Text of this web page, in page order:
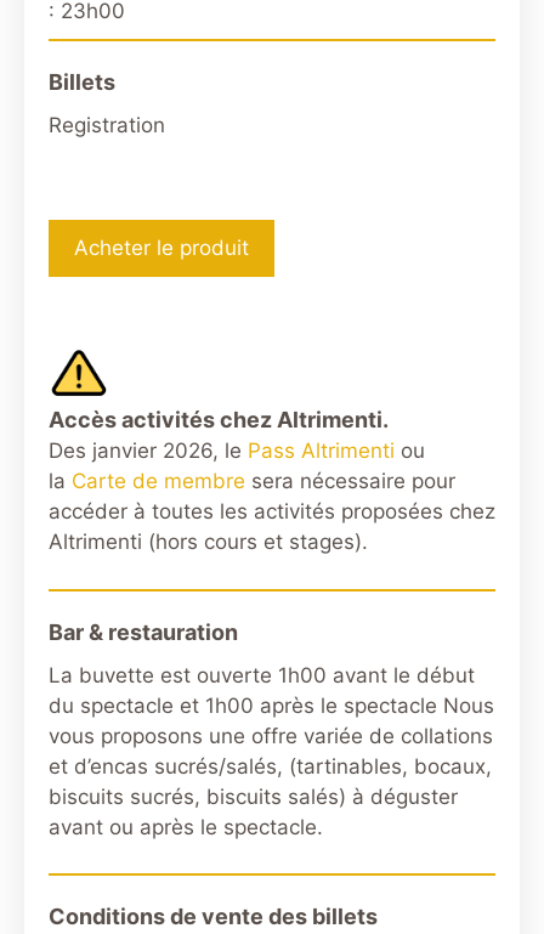
: 23h00
Billets
Registration
Acheter le produit
Accès activités chez Altrimenti.
Des janvier 2026, le Pass Altrimenti ou
la Carte de membre sera nécessaire pour
accéder à toutes les activités proposées chez
Altrimenti (hors cours et stages).
Bar & restauration
La buvette est ouverte 1h00 avant le début
du spectacle et 1h00 après le spectacle Nous
vous proposons une offre variée de collations
et d’encas sucrés/salés, (tartinables, bocaux,
biscuits sucrés, biscuits salés) à déguster
avant ou après le spectacle.
Conditions de vente des billets